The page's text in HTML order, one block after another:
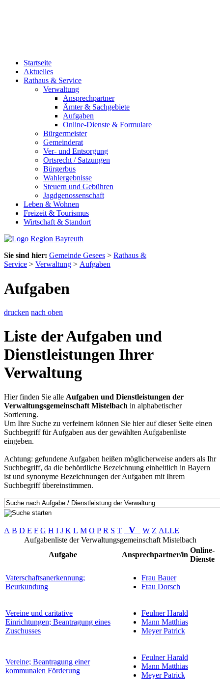
Startseite
Aktuelles
Rathaus & Service
Verwaltung
Ansprechpartner
Ämter & Sachgebiete
Aufgaben
Online-Dienste & Formulare
Bürgermeister
Gemeinderat
Ver- und Entsorgung
Ortsrecht / Satzungen
Bürgerbus
Wahlergebnisse
Steuern und Gebühren
Jagdgenossenschaft
Leben & Wohnen
Freizeit & Tourismus
Wirtschaft & Standort
Sie sind hier: Gemeinde Gesees > Rathaus &
Service > Verwaltung > Aufgaben
Aufgaben
drucken nach oben
Liste der Aufgaben und
Dienstleistungen Ihrer
Verwaltung
Hier finden Sie alle Aufgaben und Dienstleistungen der
Verwaltungsgemeinschaft Mistelbach in alphabetischer
Sortierung.
Um Ihre Suche zu verfeinern können Sie hier auf dieser Seite einen
Suchbegriff für Aufgaben aus der gewählten Aufgabenliste
eingeben.
Achtung: gefundene Aufgaben heißen möglicherweise anders als Ihr
Suchbegriff, da die behördliche Bezeichnung einheitlich in Bayern
ist und synonyme Bezeichnungen der Aufgaben mit Ihrem
Suchbegriff übereinstimmen.
A B D E F G H I J K L M O P R S T V W Z ALLE
Aufgabenliste der Verwaltungsgemeinschaft Mistelbach
Aufgabe
Ansprechpartner/in
Online-
Dienste
Vaterschaftsanerkennung;
Beurkundung
Frau Bauer
Frau Dorsch
Vereine und caritative
Einrichtungen; Beantragung eines
Zuschusses
Feulner Harald
Mann Matthias
Meyer Patrick
Vereine; Beantragung einer
kommunalen Förderung
Feulner Harald
Mann Matthias
Meyer Patrick